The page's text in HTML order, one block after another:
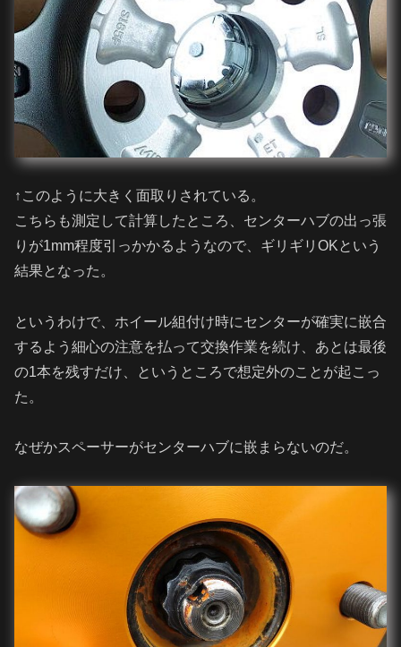
↑このように大きく面取りされている。
こちらも測定して計算したところ、センターハブの出っ張
りが1mm程度引っかかるようなので、ギリギリOKという
結果となった。
というわけで、ホイール組付け時にセンターが確実に嵌合
するよう細心の注意を払って交換作業を続け、あとは最後
の1本を残すだけ、というところで想定外のことが起こっ
た。
なぜかスペーサーがセンターハブに嵌まらないのだ。